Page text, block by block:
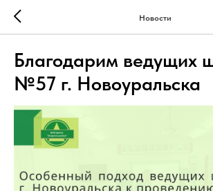
Новости
Благодарим ведущих
№57 г. Новоуральска